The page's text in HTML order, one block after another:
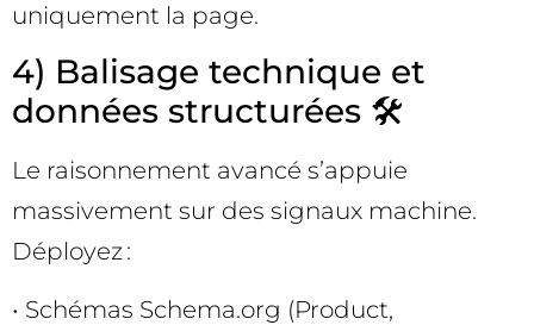
uniquement la page.
4) Balisage technique et
données structurées 🛠️
Le raisonnement avancé s’appuie
massivement sur des signaux machine.
Déployez :
• Schémas Schema.org (Product,